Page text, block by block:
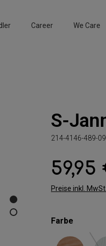
Career We Care
S-
214-4146-489-
Regulärer Preis:
59,95
Preise inkl.
Farbe